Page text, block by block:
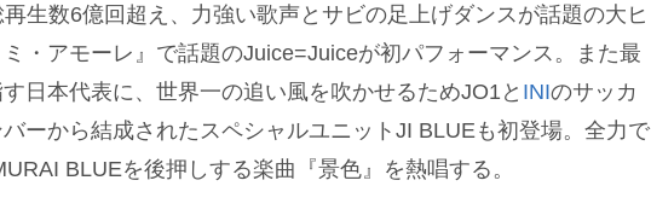
生数6億回超え、力強い歌声とサビの足上げダンスが話題の大ヒ
・アモーレ』で話題のJuice=Juiceが初パフォーマンス。また最
日本代表に、世界一の追い風を吹かせるためJO1と INIのサッカ
ーから結成されたスペシャルユニットJI BLUEも初登場。全力で
BLUEを後押しする楽曲『景色』を熱唱する。